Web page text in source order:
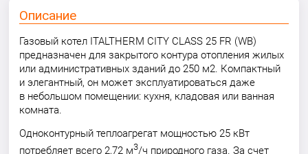
Описание
Газовый котел ITALTHERM CITY CLASS 25 FR (WB)
предназначен для закрытого контура отопления жилых
или административных зданий до 250 м2. Компактный
и элегантный, он может эксплуатироваться даже
в небольшом помещении: кухня, кладовая или ванная
комната.
Одноконтурный теплоагрегат мощностью 25 кВт
потребляет всего 2,72 м3/ч природного газа. За счет